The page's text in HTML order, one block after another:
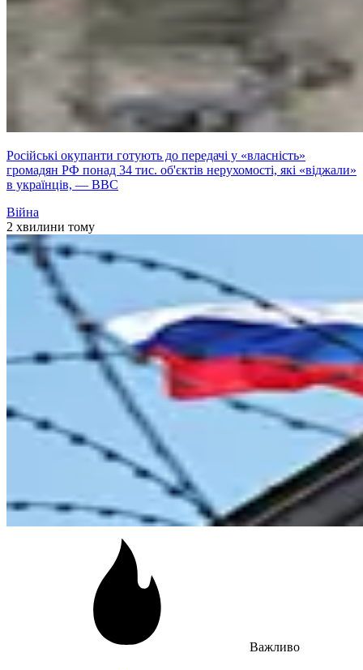
Російські окупанти готують до передачі у «власність»
громадян РФ понад 34 тис. об'єктів нерухомості, які «віджали»
в українців, — ВВС
Війна
2 хвилини тому
Важливо